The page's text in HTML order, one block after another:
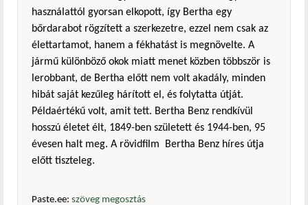
használattól gyorsan elkopott, így Bertha egy
bőrdarabot rögzített a szerkezetre, ezzel nem csak az
élettartamot, hanem a fékhatást is megnövelte. A
jármű különböző okok miatt menet közben többször is
lerobbant, de Bertha előtt nem volt akadály, minden
hibát saját kezűleg hárított el, és folytatta útját.
Példaértékű volt, amit tett. Bertha Benz rendkívül
hosszú életet élt, 1849-ben született és 1944-ben, 95
évesen halt meg. A rövidfilm Bertha Benz híres útja
előtt tiszteleg.
Paste.ee: szöveg megosztás